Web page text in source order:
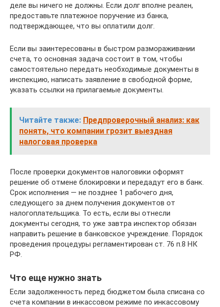
деле вы ничего не должны. Если долг вполне реален,
предоставьте платежное поручение из банка,
подтверждающее, что вы оплатили долг.
Если вы заинтересованы в быстром размораживании
счета, то основная задача состоит в том, чтобы
самостоятельно передать необходимые документы в
инспекцию, написать заявление в свободной форме,
указать ссылки на прилагаемые документы.
Читайте также: Предпроверочный анализ: как
понять, что компании грозит выездная
налоговая проверка
После проверки документов налоговики оформят
решение об отмене блокировки и передадут его в банк.
Срок исполнения — не позднее 1 рабочего дня,
следующего за днем получения документов от
налогоплательщика. То есть, если вы отнесли
документы сегодня, то уже завтра инспектор обязан
направить решение в банковское учреждение. Порядок
проведения процедуры регламентирован ст. 76 п.8 НК
РФ.
Что еще нужно знать
Если задолженность перед бюджетом была списана со
счета компании в инкассовом режиме по инкассовому